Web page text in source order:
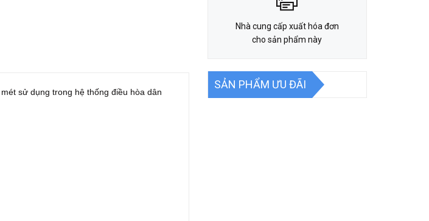
sử dụng trong hệ thống điều hòa dân
Nhà cung cấp xuất hóa đơn
cho sản phẩm này
SẢN PHẨM ƯU ĐÃI